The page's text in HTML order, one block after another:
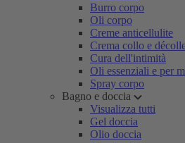
Burro corpo
Oli corpo
Creme anticellulite
Crema collo e
Cura dell'intimità
Oli essenziali e per
Spray corpo
Bagno e doccia
Visualizza tutti
Gel doccia
Olio doccia